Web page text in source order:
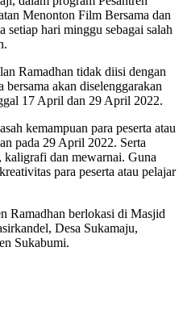
Menonton Film Bersama dan
hari minggu sebagai salah
Ramadhan tidak diisi dengan
akan diselenggarakan
17 April dan 29 April 2022.
kemampuan para peserta atau
pada 29 April 2022. Serta
kaligrafi dan mewarnai. Guna
para peserta atau pelajar
Ramadhan berlokasi di Masjid
Desa Sukamaju,
Sukabumi.